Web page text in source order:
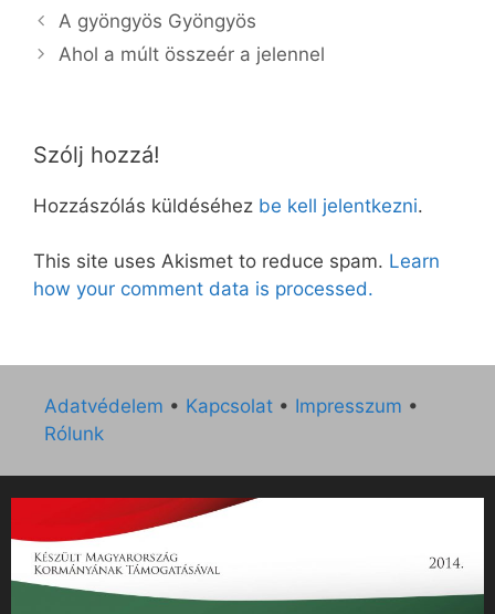
A gyöngyös Gyöngyös
Ahol a múlt összeér a jelennel
Szólj hozzá!
Hozzászólás küldéséhez be kell jelentkezni.
This site uses Akismet to reduce spam. Learn
how your comment data is processed.
Adatvédelem • Kapcsolat • Impresszum •
Rólunk